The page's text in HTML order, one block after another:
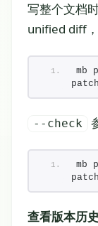
写整个文档时
unified diff，
mb
--check
mb
查看版本历